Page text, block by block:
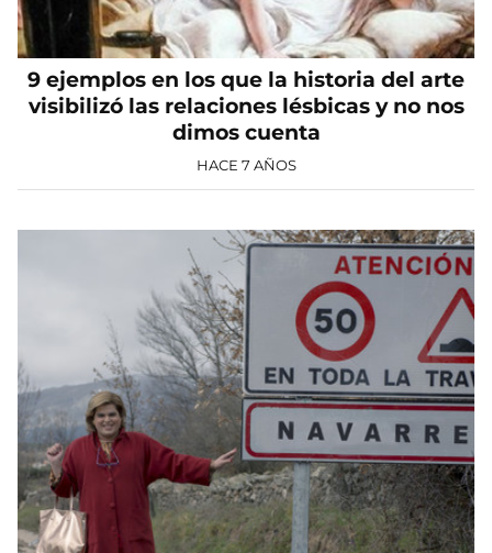
9 ejemplos en los que la historia del arte
visibilizó las relaciones lésbicas y no nos
dimos cuenta
HACE 7 AÑOS